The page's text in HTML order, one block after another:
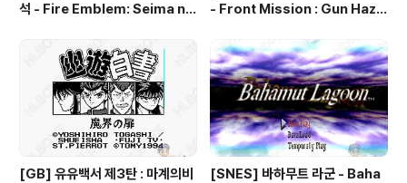
석 - Fire Emblem: Seima no
ム 聖魔の光石, 파이어 엠블렘:
더 세이크리드 스톤즈 - Fire Em
blem: The Sacred Stones
- Front Mission : Gun Haza
ズ ガンハザード
[GB] 유유백서 제3탄 : 마계의비
[SNES] 바하무트 라군 - Baha